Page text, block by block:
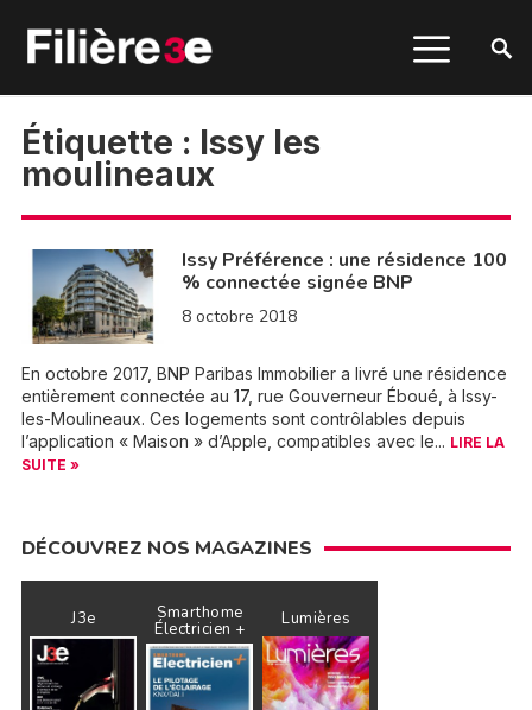
Étiquette : Issy les
moulineaux
Issy Préférence : une résidence 100
% connectée signée BNP
8 octobre 2018
En octobre 2017, BNP Paribas Immobilier a livré une résidence
entièrement connectée au 17, rue Gouverneur Éboué, à Issy-
les-Moulineaux. Ces logements sont contrôlables depuis
l’application « Maison » d’Apple, compatibles avec le... LIRE LA
SUITE »
DÉCOUVREZ NOS MAGAZINES
J3e Smarthome
Électricien + Lumières